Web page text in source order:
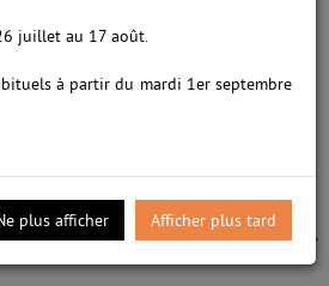
de jeu vidéo : saison 2 !
2026 de 10:00 à 12:00 Catégorie
Jeux
visé :Enfant
de 8 ans, sur inscription (inscription sur
juillet au 17 août.
à partir du mardi 1er septembre
plus afficher Afficher plus tard